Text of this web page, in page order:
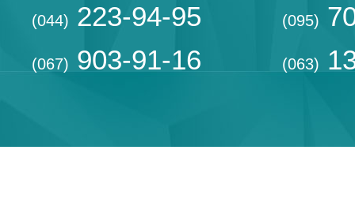
(044) 223-94-95
(067) 903-91-16
(095)
(063)